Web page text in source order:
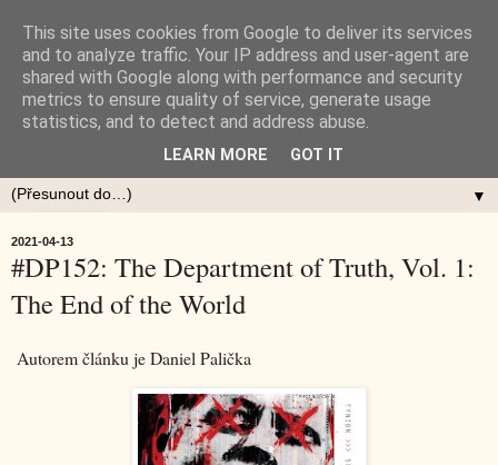
▼
2021-04-13
#DP152: The Department of Truth, Vol. 1:
The End of the World
Autorem článku je Daniel Palička
This site uses cookies from Google to deliver its services
and to analyze traffic. Your IP address and user-agent are
shared with Google along with performance and security
metrics to ensure quality of service, generate usage
statistics, and to detect and address abuse.
LEARN MORE GOT IT